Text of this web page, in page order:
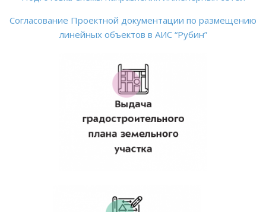
Согласование Проектной документации по размещению
линейных объектов в АИС “Рубин”